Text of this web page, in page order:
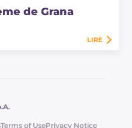
de Grana
LIRE
Terms of UsePrivacy Notice